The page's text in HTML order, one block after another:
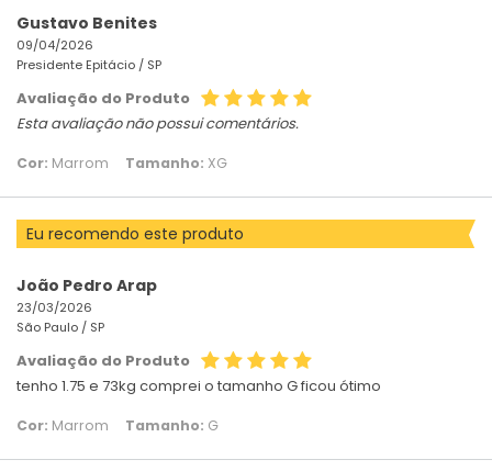
Gustavo Benites
09/04/2026
Presidente Epitácio / SP
Avaliação do Produto
Esta avaliação não possui comentários.
Cor: Marrom Tamanho: XG
Eu recomendo este produto
João Pedro Arap
23/03/2026
São Paulo / SP
Avaliação do Produto
tenho 1.75 e 73kg comprei o tamanho G ficou ótimo
Cor: Marrom Tamanho: G